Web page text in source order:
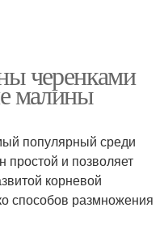
черенками
малины
популярный среди
простой и позволяет
корневой
способов размножения